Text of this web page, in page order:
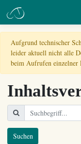
Aufgrund technischer
leider aktuell nicht alle
beim Aufrufen einzelner
Suchen